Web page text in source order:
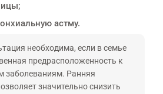
астму.
необходима, если в семье
предрасположенность к
заболеваниям. Ранняя
значительно снизить